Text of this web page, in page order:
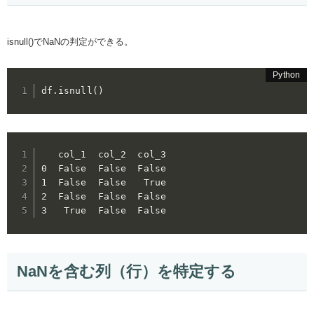
isnull()でNaNの判定ができる。
df . isnull ( )
   col_1  col_2  col_3
0  False  False  False
1  False  False   True
2  False  False  False
3   True  False  False
NaNを含む列（行）を特定する